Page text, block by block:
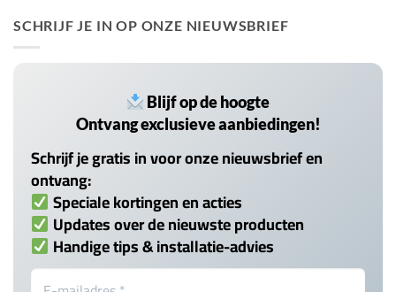
SCHRIJF JE IN OP ONZE NIEUWSBRIEF
Blijf op de hoogte
Ontvang exclusieve aanbiedingen!
Schrijf je gratis in voor onze nieuwsbrief en
ontvang:
Speciale kortingen en acties
Updates over de nieuwste producten
Handige tips & installatie-advies